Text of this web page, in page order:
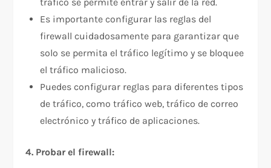
Es importante configurar las reglas del
firewall cuidadosamente para garantizar que
solo se permita el tráfico legítimo y se bloquee
el tráfico malicioso.
Puedes configurar reglas para diferentes tipos
de tráfico, como tráfico web, tráfico de correo
electrónico y tráfico de aplicaciones.
4. Probar el firewall: